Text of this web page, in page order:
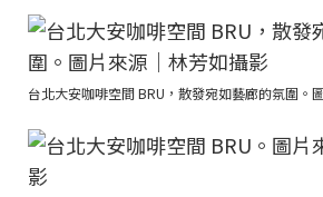
台北大安咖啡空間 BRU，散發宛如藝廊的氛圍。